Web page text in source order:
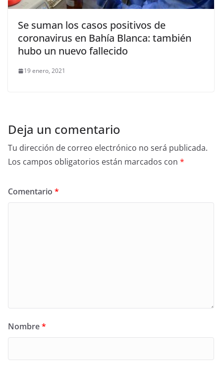
Se suman los casos positivos de
coronavirus en Bahía Blanca: también
hubo un nuevo fallecido
19 enero, 2021
Deja un comentario
Tu dirección de correo electrónico no será publicada.
Los campos obligatorios están marcados con *
Comentario *
Nombre*